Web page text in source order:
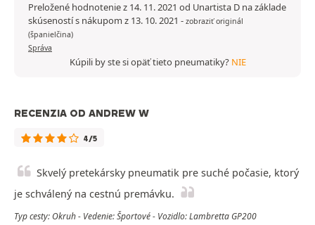
Preložené hodnotenie z 14. 11. 2021 od Unartista D na základe
skúseností s nákupom z 13. 10. 2021 - zobraziť originál
(španielčina)
Správa
Kúpili by ste si opäť tieto pneumatiky? NIE
RECENZIA OD ANDREW W
4/5
Skvelý pretekársky pneumatik pre suché počasie, ktorý
je schválený na cestnú premávku.
Typ cesty: Okruh - Vedenie: Športové - Vozidlo: Lambretta GP200